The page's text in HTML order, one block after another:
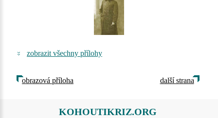
zobrazit všechny přílohy
obrazová příloha další strana
KOHOUTIKRIZ.ORG